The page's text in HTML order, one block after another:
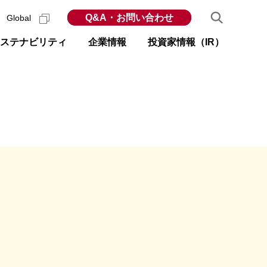
テナビリティ 企業情報 投資家情報（IR）
Global Q&A・お問い合わせ